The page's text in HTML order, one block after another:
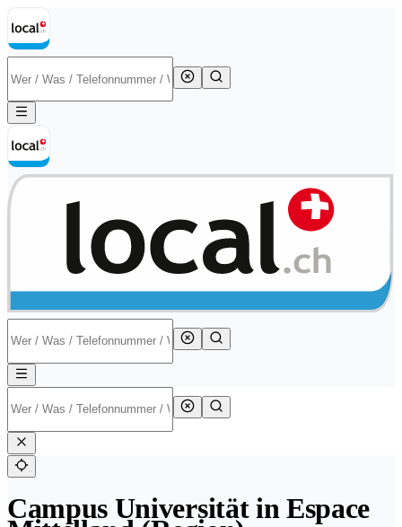
Campus Universität in Espace